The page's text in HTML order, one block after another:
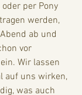
per Pony
werden,
ab und
vor
Wir lassen
auf uns wirken,
was auch